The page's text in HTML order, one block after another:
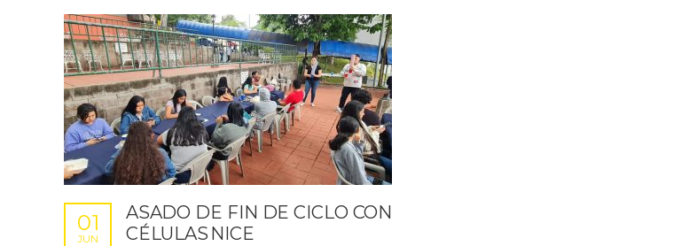
ASADO DE FIN DE CICLO CON
CÉLULAS NICE
01
JUN